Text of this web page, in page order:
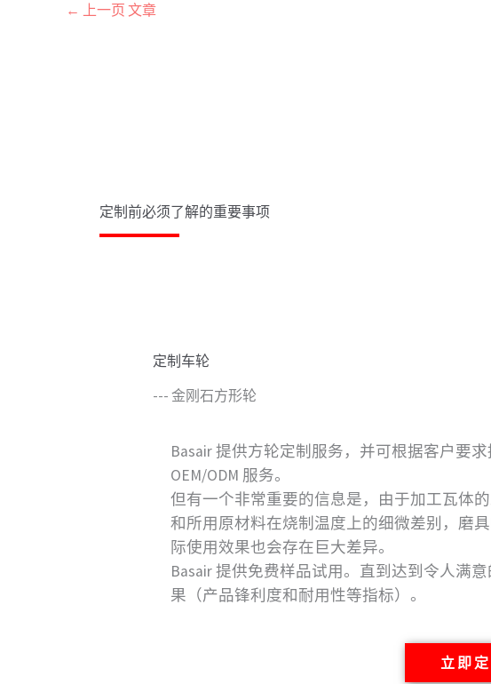
← 上一页 文章
定制前必须了解的重要事项
定制车轮
--- 金刚石方形轮
Basair 提供方轮定制服务，并可根据客户要
OEM/ODM 服务。
但有一个非常重要的信息是，由于加工瓦体
和所用原材料在烧制温度上的细微差别，磨
际使用效果也会存在巨大差异。
Basair 提供免费样品试用。直到达到令人满
果（产品锋利度和耐用性等指标）。
立即定